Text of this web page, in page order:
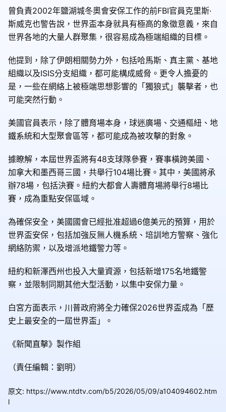
曾負責2002年鹽湖城冬奧會安保工作的前FBI官員克里斯·
斯威克也警告說，世界盃本身就具有極高的象徵意義，來自
世界各地的大量人群聚集，很容易成為極端組織的目標。
他提到，除了伊朗相關勢力外，包括哈馬斯、真主黨、基地
組織以及ISIS分支組織，都可能構成威脅。更令人擔憂的
是，一些在網絡上被極端思想影響的「獨狼式」襲擊者，也
可能突然行動。
美國官員表示，除了體育場本身，球迷廣場、交通樞紐、地
鐵系統和大型聚會區等，都可能成為被攻擊的對象。
據瞭解，本屆世界盃將有48支球隊參賽，賽事橫跨美國、
加拿大和墨西哥三國，共舉行104場比賽。其中，美國將承
辦78場，包括決賽。紐約大都會人壽體育場將舉行8場比
賽，成為重點安保區域。
為確保安全，美國國會已經批准超過6億美元的預算，用於
世界盃安保，包括加強反無人機系統、培訓地方警察、強化
網絡防禦，以及增派地鐵警力等。
紐約和新澤西州也投入大量資源，包括新增175名地鐵警
察，並限制同期其他大型活動，以集中安保力量。
白宮方面表示，川普政府將全力確保2026世界盃成為「歷
史上最安全的一屆世界盃」。
《新聞直擊》製作組
（責任編輯：劉明）
原文: https://www.ntdtv.com/b5/2026/05/09/a104094602.htm
l